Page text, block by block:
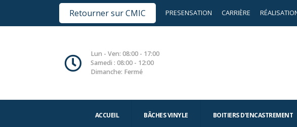
Retourner sur CMIC PRESENSATION CARRIÈRE
Lun - Ven: 08:00 - 17:00
Samedi : 08:00 - 12:00
Dimanche: Fermé
ACCUEIL BÂCHES VINYLE BOITIERS D’ENCASTREMENT